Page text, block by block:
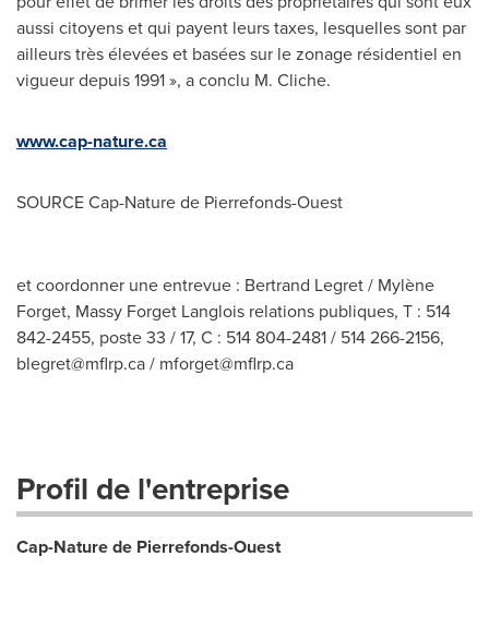
aussi citoyens et qui payent leurs taxes, lesquelles sont par
ailleurs très élevées et basées sur le zonage résidentiel en
vigueur depuis 1991 », a conclu M. Cliche.
www.cap-nature.ca
SOURCE Cap-Nature de Pierrefonds-Ouest
et coordonner une entrevue : Bertrand Legret / Mylène
Forget, Massy Forget Langlois relations publiques, T : 514
842-2455, poste 33 / 17, C : 514 804-2481 / 514 266-2156,
blegret@mflrp.ca/ mforget@mflrp.ca
Profil de l'entreprise
Cap-Nature de Pierrefonds-Ouest